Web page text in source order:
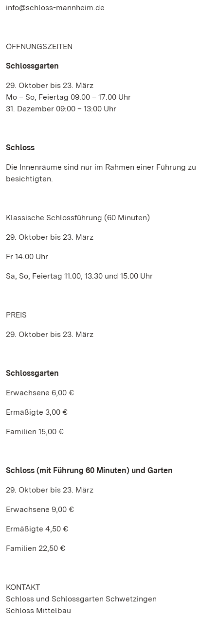
info@schloss-mannheim.de
ÖFFNUNGSZEITEN
Schlossgarten
29. Oktober bis 23. März
Mo – So, Feiertag 09.00 – 17.00 Uhr
31. Dezember 09:00 – 13:00 Uhr
Schloss
Die Innenräume sind nur im Rahmen einer Führung zu
besichtigten.
Klassische Schlossführung (60 Minuten)
29. Oktober bis 23. März
Fr 14.00 Uhr
Sa, So, Feiertag 11.00, 13.30 und 15.00 Uhr
PREIS
29. Oktober bis 23. März
Schlossgarten
Erwachsene 6,00 €
Ermäßigte 3,00 €
Familien 15,00 €
Schloss (mit Führung 60 Minuten) und Garten
29. Oktober bis 23. März
Erwachsene 9,00 €
Ermäßigte 4,50 €
Familien 22,50 €
KONTAKT
Schloss und Schlossgarten Schwetzingen
Schloss Mittelbau